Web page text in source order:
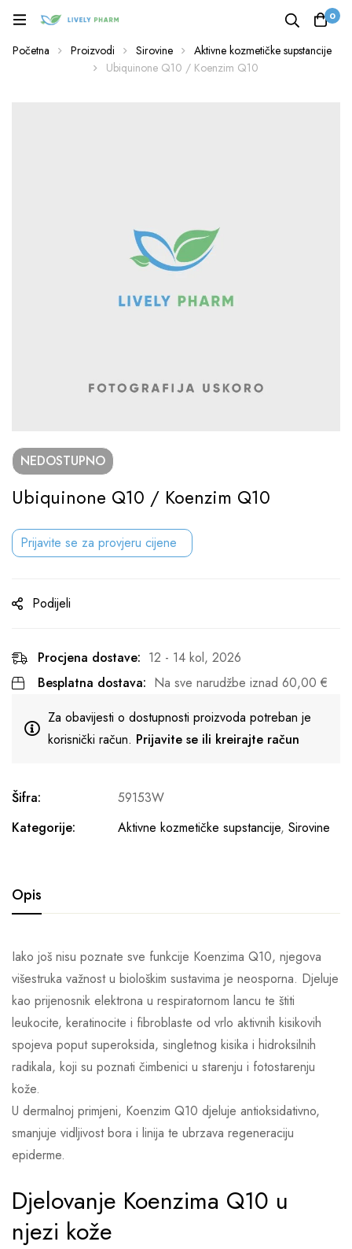
0
Početna Proizvodi Sirovine
Aktivne kozmetičke supstancije
Ubiquinone Q10 / Koenzim Q10
NEDOSTUPNO
Ubiquinone Q10 / Koenzim Q10
Prijavite se za provjeru cijene
Podijeli
Procjena dostave: 12 - 14 kol, 2026
Besplatna dostava: Na sve narudžbe iznad 60,00 €
Za obavijesti o dostupnosti proizvoda potreban je
korisnički račun. Prijavite se ili kreirajte račun
Šifra:
59153W
Kategorije:
Aktivne kozmetičke supstancije, Sirovine
Opis
Iako još nisu poznate sve funkcije Koenzima Q10, njegova
višestruka važnost u biološkim sustavima je neosporna. Djeluje
kao prijenosnik elektrona u respiratornom lancu te štiti
leukocite, keratinocite i fibroblaste od vrlo aktivnih kisikovih
spojeva poput superoksida, singletnog kisika i hidroksilnih
radikala, koji su poznati čimbenici u starenju i fotostarenju
kože.
U dermalnoj primjeni, Koenzim Q10 djeluje antioksidativno,
smanjuje vidljivost bora i linija te ubrzava regeneraciju
epiderme.
Djelovanje Koenzima Q10 u
njezi kože